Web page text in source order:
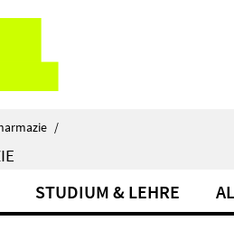
/
STUDIUM & LEHRE